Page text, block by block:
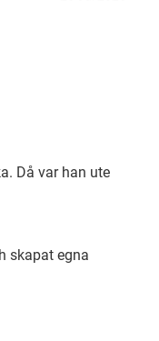
Då var han ute
skapat egna